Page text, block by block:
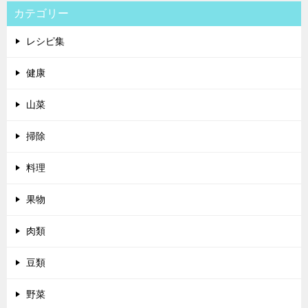
カテゴリー
レシピ集
健康
山菜
掃除
料理
果物
肉類
豆類
野菜